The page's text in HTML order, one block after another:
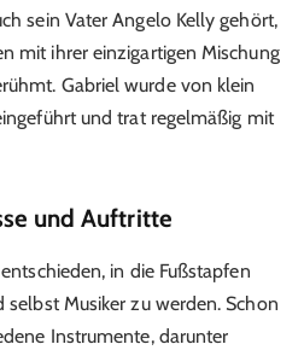
sein Vater Angelo Kelly gehört,
mit ihrer einzigartigen Mischung
Gabriel wurde von klein
und trat regelmäßig mit
und Auftritte
in die Fußstapfen
Musiker zu werden. Schon
Instrumente, darunter